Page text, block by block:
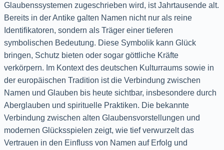
Glaubenssystemen zugeschrieben wird, ist Jahrtausende alt.
Bereits in der Antike galten Namen nicht nur als reine
Identifikatoren, sondern als Träger einer tieferen
symbolischen Bedeutung. Diese Symbolik kann Glück
bringen, Schutz bieten oder sogar göttliche Kräfte
verkörpern. Im Kontext des deutschen Kulturraums sowie in
der europäischen Tradition ist die Verbindung zwischen
Namen und Glauben bis heute sichtbar, insbesondere durch
Aberglauben und spirituelle Praktiken. Die bekannte
Verbindung zwischen alten Glaubensvorstellungen und
modernen Glücksspielen zeigt, wie tief verwurzelt das
Vertrauen in den Einfluss von Namen auf Erfolg und